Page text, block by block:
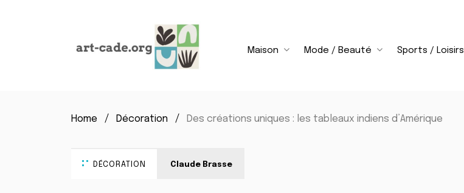
Maison Mode / Beauté Sports / Loisirs
Home Décoration Des créations uniques : les tableaux indiens d’Amérique
DÉCORATION Claude Brasse